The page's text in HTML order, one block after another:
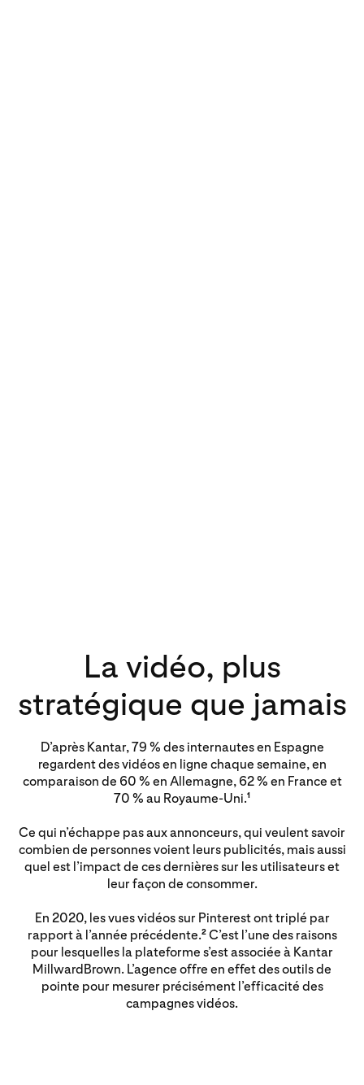
La vidéo, plus
stratégique que jamais
D’après Kantar, 79 % des internautes en Espagne
regardent des vidéos en ligne chaque semaine, en
comparaison de 60 % en Allemagne, 62 % en France et
70 % au Royaume-Uni.1
Ce qui n’échappe pas aux annonceurs, qui veulent savoir
combien de personnes voient leurs publicités, mais aussi
quel est l’impact de ces dernières sur les utilisateurs et
leur façon de consommer.
En 2020, les vues vidéos sur Pinterest ont triplé par
rapport à l’année précédente.2C’est l’une des raisons
pour lesquelles la plateforme s’est associée à Kantar
MillwardBrown. L’agence offre en effet des outils de
pointe pour mesurer précisément l’efficacité des
campagnes vidéos.